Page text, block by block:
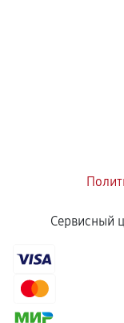
Сервисный